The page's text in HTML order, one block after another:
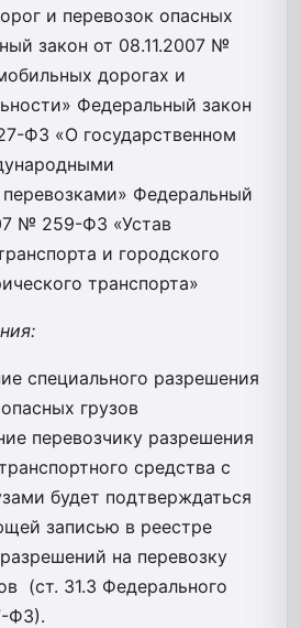
и перевозок опасных
закон от 08.11.2007 №
дорогах и
Федеральный закон
ФЗ «О государственном
Федеральный
№ 259-ФЗ «Устав
и городского
транспорта»
специального разрешения
грузов
перевозчику разрешения
средства с
будет подтверждаться
записью в реестре
на перевозку
(ст. 31.3 Федерального
ФЗ).